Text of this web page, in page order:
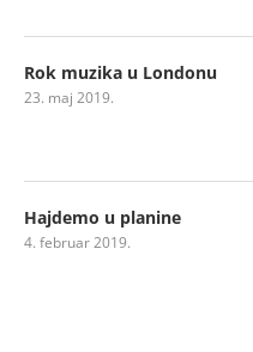
Rok muzika u Londonu
23. maj 2019.
Hajdemo u planine
4. februar 2019.